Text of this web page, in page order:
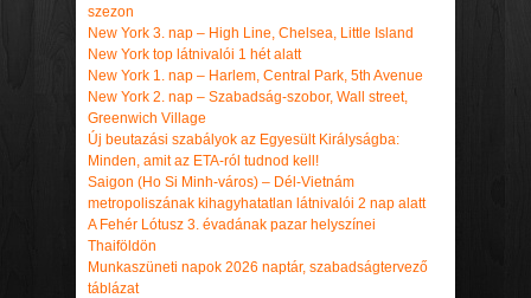
szezon
New York 3. nap – High Line, Chelsea, Little Island
New York top látnivalói 1 hét alatt
New York 1. nap – Harlem, Central Park, 5th Avenue
New York 2. nap – Szabadság-szobor, Wall street,
Greenwich Village
Új beutazási szabályok az Egyesült Királyságba:
Minden, amit az ETA-ról tudnod kell!
Saigon (Ho Si Minh-város) – Dél-Vietnám
metropoliszának kihagyhatatlan látnivalói 2 nap alatt
A Fehér Lótusz 3. évadának pazar helyszínei
Thaiföldön
Munkaszüneti napok 2026 naptár, szabadságtervező
táblázat